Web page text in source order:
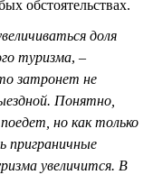
обстоятельствах.
доля
туризма, –
затронет не
Понятно,
но как только
приграничные
увеличится. В